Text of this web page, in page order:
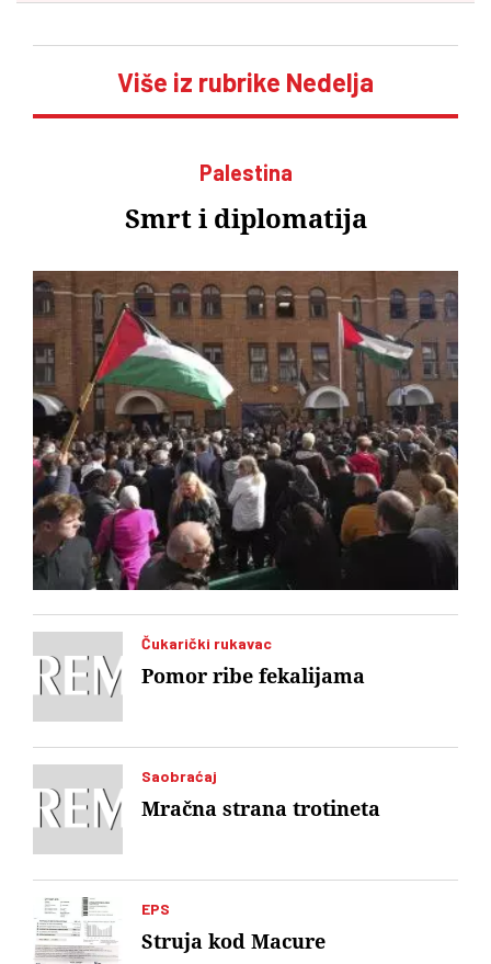
Više iz rubrike Nedelja
Palestina
Smrt i diplomatija
Čukarički rukavac
Pomor ribe fekalijama
Saobraćaj
Mračna strana trotineta
EPS
Struja kod Macure